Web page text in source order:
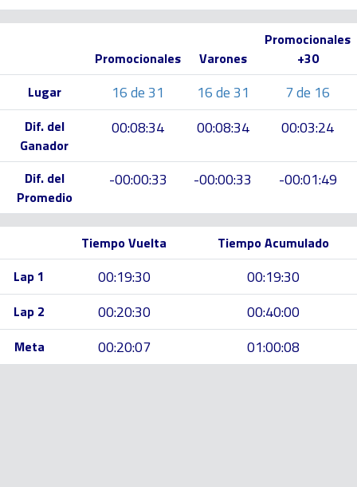
Promocionales Varones
Promocionales
+30
Lugar
16 de 31 16 de 31 7 de 16
Dif. del
Ganador
00:08:34 00:08:34 00:03:24
Dif. del
Promedio
-00:00:33 -00:00:33 -00:01:49
Tiempo Vuelta
Tiempo Acumulado
Lap 1
00:19:30 00:19:30
Lap 2 00:20:30 00:40:00
Meta 00:20:07 01:00:08